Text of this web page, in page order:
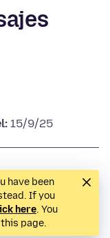
15/9/25
have been
If you
here. You
page.